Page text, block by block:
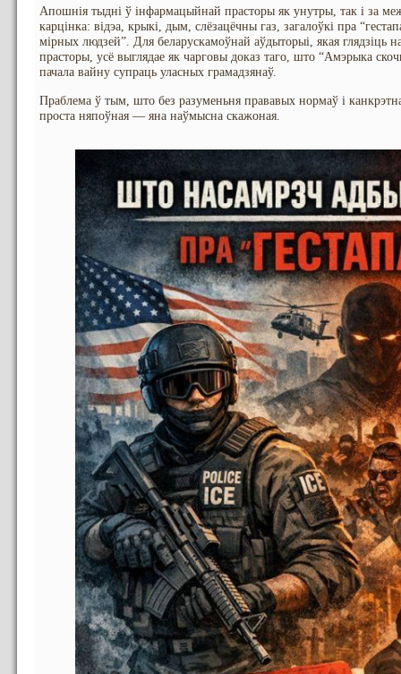
Апошнія тыдні ў інфармацыйнай прасторы як унутры, так і за
карцінка: відэа, крыкі, дым, слёзацёчны газ, загалоўкі пра
мірных людзей”. Для беларускамоўнай аўдыторыі, якая глядзіць
прасторы, усё выглядае як чарговы доказ таго, што “Амэрыка
пачала вайну супраць уласных грамадзянаў.
Праблема ў тым, што без разуменьня прававых нормаў і
проста няпоўная — яна наўмысна скажоная.